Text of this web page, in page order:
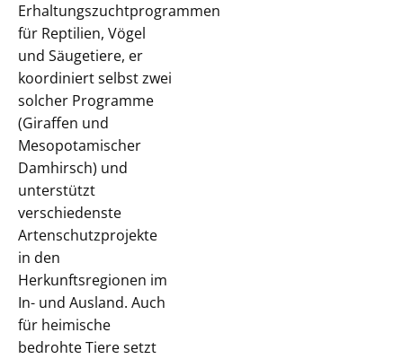
Erhaltungszuchtprogrammen
für Reptilien, Vögel
und Säugetiere, er
koordiniert selbst zwei
solcher Programme
(Giraffen und
Mesopotamischer
Damhirsch) und
unterstützt
verschiedenste
Artenschutzprojekte
in den
Herkunftsregionen im
In- und Ausland. Auch
für heimische
bedrohte Tiere setzt